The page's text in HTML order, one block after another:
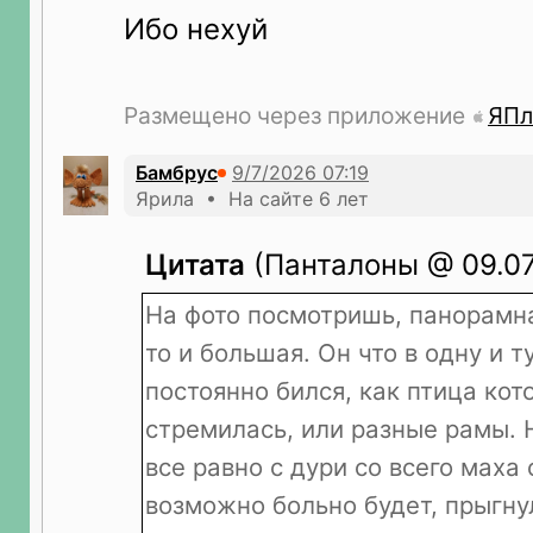
Ибо нехуй
Размещено через приложение
Бамбрус
Ярила • На сайте 6 лет
Цитата (Панталоны @
На фото посмотришь,
то и большая. Он что в одну и
постоянно бился, как птица
стремилась, или разные рамы.
все равно с дури со всего маха
возможно больно будет,